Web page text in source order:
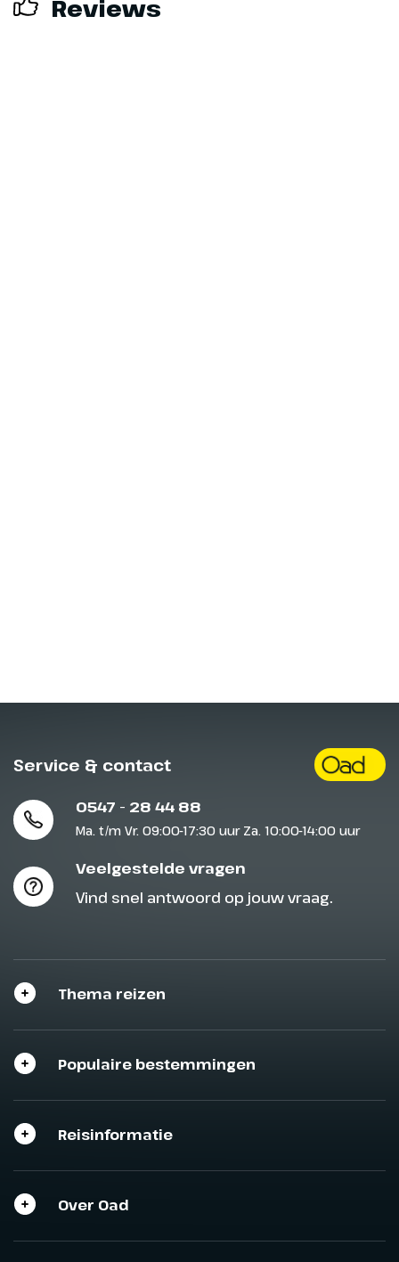
Sluit het programma
Reviews
Service & contact
0547 - 28 44 88
Ma. t/m Vr. 09:00-17:30 uur Za. 10:00-14:00 uur
Veelgestelde vragen
Vind snel antwoord op jouw vraag.
Thema reizen
Populaire bestemmingen
Reisinformatie
Over Oad